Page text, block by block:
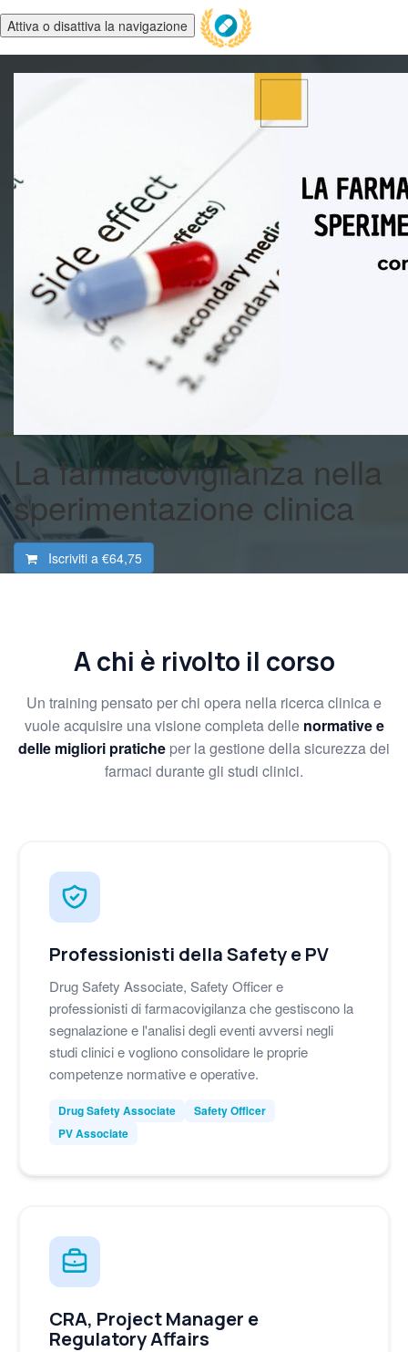
Attiva o disattiva la navigazione
La farmacovigilanza nella
sperimentazione clinica
Iscriviti a €64,75
A chi è rivolto il corso
Un training pensato per chi opera nella ricerca clinica e
vuole acquisire una visione completa delle normative e
delle migliori pratiche per la gestione della sicurezza dei
farmaci durante gli studi clinici.
Professionisti della Safety e PV
Drug Safety Associate, Safety Officer e
professionisti di farmacovigilanza che gestiscono la
segnalazione e l'analisi degli eventi avversi negli
studi clinici e vogliono consolidare le proprie
competenze normative e operative.
Drug Safety Associate
Safety Officer
PV Associate
CRA, Project Manager e
Regulatory Affairs